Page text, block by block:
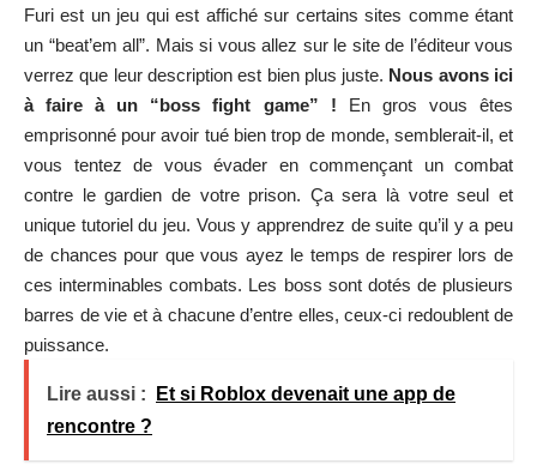
Furi est un jeu qui est affiché sur certains sites comme étant
un “beat’em all”. Mais si vous allez sur le site de l’éditeur vous
verrez que leur description est bien plus juste. Nous avons ici
à faire à un “boss fight game” ! En gros vous êtes
emprisonné pour avoir tué bien trop de monde, semblerait-il, et
vous tentez de vous évader en commençant un combat
contre le gardien de votre prison. Ça sera là votre seul et
unique tutoriel du jeu. Vous y apprendrez de suite qu’il y a peu
de chances pour que vous ayez le temps de respirer lors de
ces interminables combats. Les boss sont dotés de plusieurs
barres de vie et à chacune d’entre elles, ceux-ci redoublent de
puissance.
Lire aussi :
Et si Roblox devenait une app de
rencontre ?